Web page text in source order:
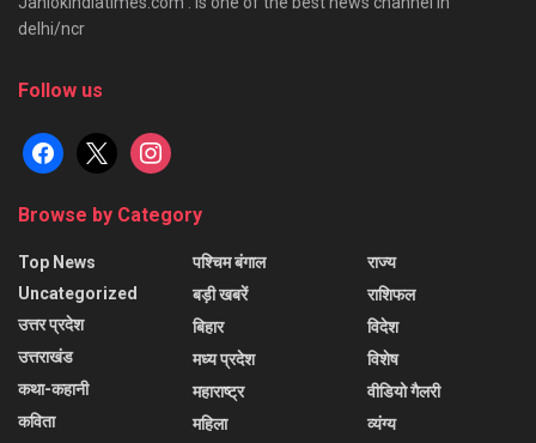
delhi/ncr
Follow us
facebook
x instagram
Browse by Category
Top News
Uncategorized
उत्तर प्रदेश
उत्तराखंड
कथा-कहानी
कविता
पश्चिम बंगाल
बड़ी खबरें
बिहार
मध्य प्रदेश
महाराष्ट्र
महिला
राज्य
राशिफल
विदेश
विशेष
वीडियो गैलरी
व्यंग्य